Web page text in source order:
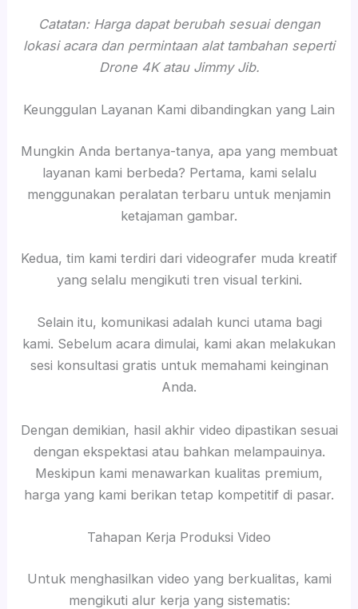
Catatan: Harga dapat berubah sesuai dengan
lokasi acara dan permintaan alat tambahan seperti
Drone 4K atau Jimmy Jib.
Keunggulan Layanan Kami dibandingkan yang Lain
Mungkin Anda bertanya-tanya, apa yang membuat
layanan kami berbeda? Pertama, kami selalu
menggunakan peralatan terbaru untuk menjamin
ketajaman gambar.
Kedua, tim kami terdiri dari videografer muda kreatif
yang selalu mengikuti tren visual terkini.
Selain itu, komunikasi adalah kunci utama bagi
kami. Sebelum acara dimulai, kami akan melakukan
sesi konsultasi gratis untuk memahami keinginan
Anda.
Dengan demikian, hasil akhir video dipastikan sesuai
dengan ekspektasi atau bahkan melampauinya.
Meskipun kami menawarkan kualitas premium,
harga yang kami berikan tetap kompetitif di pasar.
Tahapan Kerja Produksi Video
Untuk menghasilkan video yang berkualitas, kami
mengikuti alur kerja yang sistematis: